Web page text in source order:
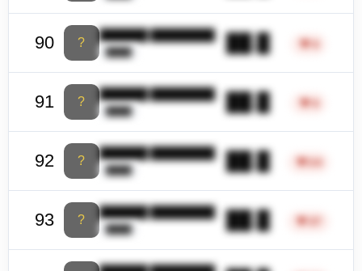
90 ?
██████ ████████
████ ██.█ ▼
91 ?
██████ ████████
████ ██.█ ▼
92 ?
██████ ████████
████ ██.█ ▼24
93 ?
██████ ████████
████ ██.█ ▼